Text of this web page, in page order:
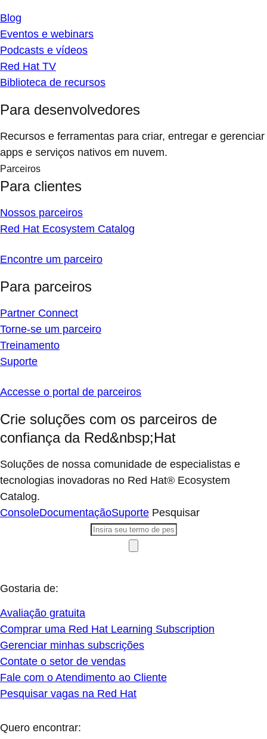
Blog
Eventos e webinars
Podcasts e vídeos
Red Hat TV
Biblioteca de recursos
Para desenvolvedores
Recursos e ferramentas para criar, entregar e gerenciar
apps e serviços nativos em nuvem.
Parceiros
Para clientes
Nossos parceiros
Red Hat Ecosystem Catalog
Encontre um parceiro
Para parceiros
Partner Connect
Torne-se um parceiro
Treinamento
Suporte
Accesse o portal de parceiros
Crie soluções com os parceiros de
confiança da Red&nbsp;Hat
Soluções de nossa comunidade de especialistas e
tecnologias inovadoras no Red Hat® Ecosystem
Catalog.
ConsoleDocumentaçãoSuporte Pesquisar
Gostaria de:
Avaliação gratuita
Comprar uma Red Hat Learning Subscription
Gerenciar minhas subscrições
Contate o setor de vendas
Fale com o Atendimento ao Cliente
Pesquisar vagas na Red Hat
Quero encontrar: